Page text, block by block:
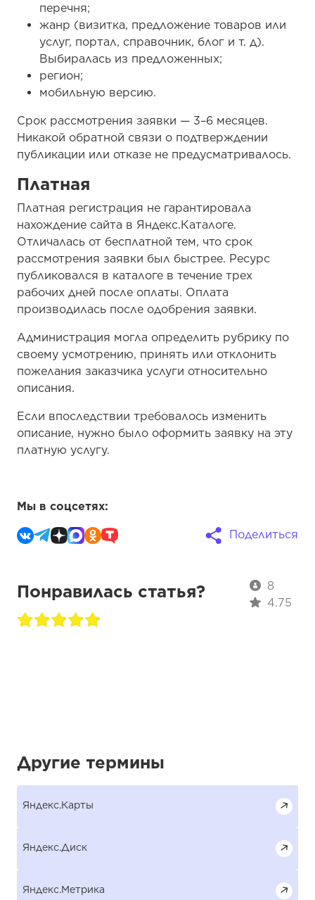
перечня;
жанр (визитка, предложение товаров или
услуг, портал, справочник, блог и т. д).
Выбиралась из предложенных;
регион;
мобильную версию.
Срок рассмотрения заявки — 3–6 месяцев.
Никакой обратной связи о подтверждении
публикации или отказе не предусматривалось.
Платная
Платная регистрация не гарантировала
нахождение сайта в Яндекс.Каталоге.
Отличалась от бесплатной тем, что срок
рассмотрения заявки был быстрее. Ресурс
публиковался в каталоге в течение трех
рабочих дней после оплаты. Оплата
производилась после одобрения заявки.
Администрация могла определить рубрику по
своему усмотрению, принять или отклонить
пожелания заказчика услуги относительно
описания.
Если впоследствии требовалось изменить
описание, нужно было оформить заявку на эту
платную услугу.
Мы в соцсетях:
Поделиться
Понравилась статья?
8
4.75
Другие термины
Яндекс.Карты
Яндекс.Диск
Яндекс.Метрика